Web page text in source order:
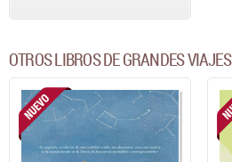
OTROS LIBROS DE GRANDES VIAJES